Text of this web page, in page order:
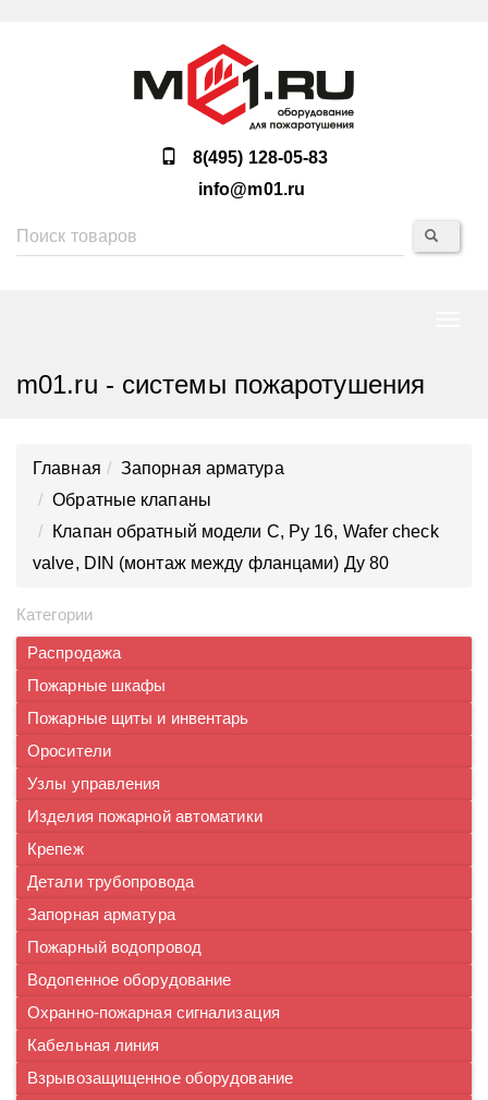
8(495) 128-05-83
info@m01.ru
m01.ru - системы пожаротушения
Главная
Запорная арматура
Обратные клапаны
Клапан обратный модели С, Ру 16, Wafer check
valve, DIN (монтаж между фланцами) Ду 80
Категории
Распродажа
Пожарные шкафы
Пожарные щиты и инвентарь
Оросители
Узлы управления
Изделия пожарной автоматики
Крепеж
Детали трубопровода
Запорная арматура
Пожарный водопровод
Водопенное оборудование
Охранно-пожарная сигнализация
Кабельная линия
Взрывозащищенное оборудование